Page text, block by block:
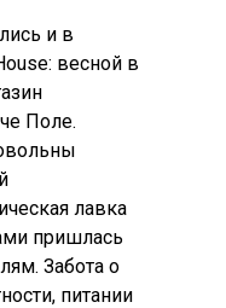
и в
весной в
Поле.
лавка
пришлась
Забота о
питании